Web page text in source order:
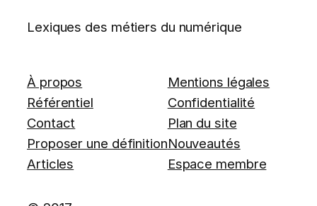
Lexiques des métiers du numérique
À propos
Référentiel
Contact
Proposer une définition
Articles
Mentions légales
Confidentialité
Plan du site
Nouveautés
Espace membre